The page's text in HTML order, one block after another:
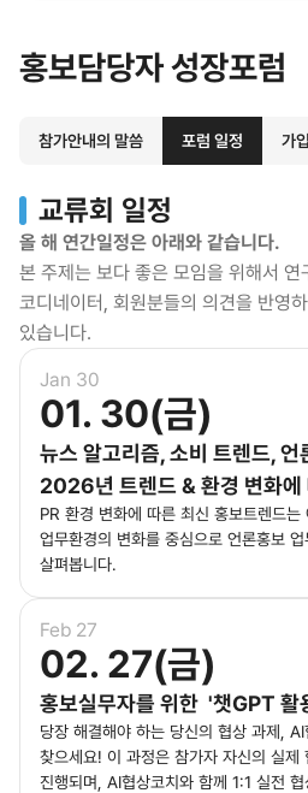
홍보담당자 성장포럼
참가안내의 말씀 포럼 일정 가
교류회 일정
올 해 연간일정은 아래와 같습니다.
본 주제는 보다 좋은 모임을 위해서 연
코디네이터, 회원분들의 의견을 반영
있습니다.
Jan 30
01. 30(금)
뉴스 알고리즘, 소비 트렌드, 언
2026년 트렌드 & 환경 변화에
PR 환경 변화에 따른 최신 홍보트렌드는
업무환경의 변화를 중심으로 언론홍보
살펴봅니다.
Feb 27
02. 27(금)
홍보실무자를 위한 '챗GPT 활
당장 해결해야 하는 당신의 협상 과제,
찾으세요! 이 과정은 참가자 자신의 실
진행되며, AI협상코치와 함께 1:1 실전